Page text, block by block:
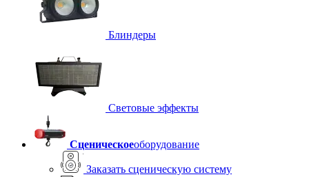
Блиндеры
Световые эффекты
Сценическоеоборудование
Заказать сценическую систему